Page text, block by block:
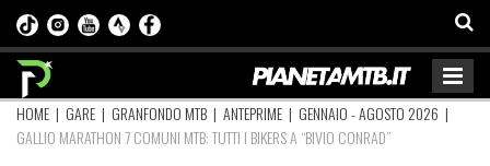
HOME | GARE | GRANFONDO MTB | ANTEPRIME | GENNAIO - AGOSTO 2026 |
GALLIO MARATHON 7 COMUNI MTB: TUTTI I BIKERS A “BIVIO CONRAD”